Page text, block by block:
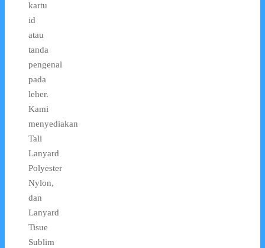
kartu
id
atau
tanda
pengenal
pada
leher.
Kami
menyediakan
Tali
Lanyard
Polyester
Nylon,
dan
Lanyard
Tisue
Sublim